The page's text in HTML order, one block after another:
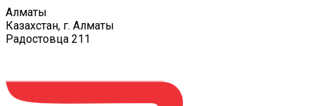
Алматы
Казахстан, г. Алматы
Радостовца 211